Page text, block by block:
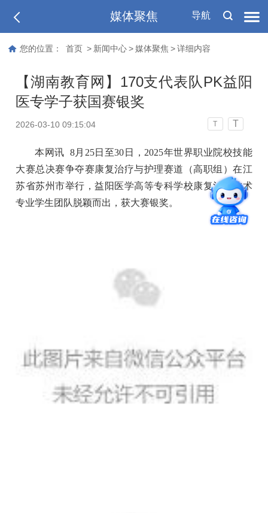
导航
媒体聚焦
您的位置： 首页 > 新闻中心 > 媒体聚焦 > 详细内容
【湖南教育网】170支代表队PK益阳
医专学子获国赛银奖
2026-03-10 09:15:04 T T
本网讯 8月25日至30日，2025年世界职业院校技能
大赛总决赛争夺赛康复治疗与护理赛道（高职组）在江
苏省苏州市举行，益阳医学高等专科学校康复治疗技术
专业学生团队脱颖而出，获大赛银奖。